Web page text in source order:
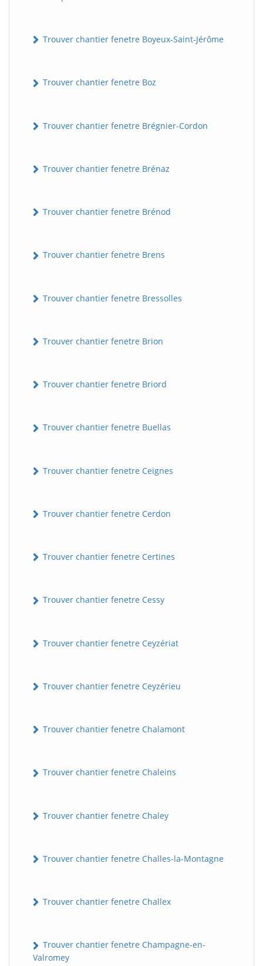
Trouver chantier fenetre Boyeux-Saint-Jérôme
Trouver chantier fenetre Boz
Trouver chantier fenetre Brégnier-Cordon
Trouver chantier fenetre Brénaz
Trouver chantier fenetre Brénod
Trouver chantier fenetre Brens
Trouver chantier fenetre Bressolles
Trouver chantier fenetre Brion
Trouver chantier fenetre Briord
Trouver chantier fenetre Buellas
Trouver chantier fenetre Ceignes
Trouver chantier fenetre Cerdon
Trouver chantier fenetre Certines
Trouver chantier fenetre Cessy
Trouver chantier fenetre Ceyzériat
Trouver chantier fenetre Ceyzérieu
Trouver chantier fenetre Chalamont
Trouver chantier fenetre Chaleins
Trouver chantier fenetre Chaley
Trouver chantier fenetre Challes-la-Montagne
Trouver chantier fenetre Challex
Trouver chantier fenetre Champagne-en-
Valromey